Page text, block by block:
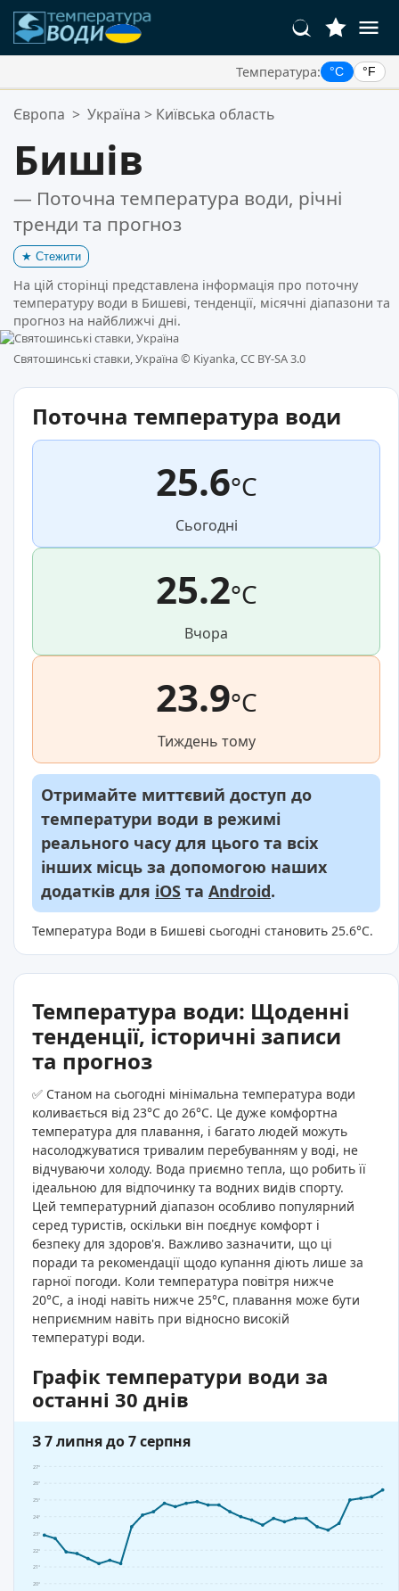
Температура: °C °F
Ваші Улюблені Місця:
Європа > Україна > Київська область
Бишів
— Поточна температура води, річні
тренди та прогноз
★ Стежити
На цій сторінці представлена інформація про поточну
температуру води в Бишеві, тенденції, місячні діапазони та
прогноз на найближчі дні.
Святошинські ставки, Україна © Kiyanka, CC BY-SA 3.0
Поточна температура води
25.6°C
Сьогодні
25.2°C
Вчора
23.9°C
Тиждень тому
Отримайте миттєвий доступ до
температури води в режимі
реального часу для цього та всіх
інших місць за допомогою наших
додатків для iOS та Android.
Температура Води в Бишеві сьогодні становить 25.6°C.
Температура води: Щоденні
тенденції, історичні записи
та прогноз
✅ Станом на сьогодні мінімальна температура води
коливається від 23°C до 26°C. Це дуже комфортна
температура для плавання, і багато людей можуть
насолоджуватися тривалим перебуванням у воді, не
відчуваючи холоду. Вода приємно тепла, що робить її
ідеальною для відпочинку та водних видів спорту.
Цей температурний діапазон особливо популярний
серед туристів, оскільки він поєднує комфорт і
безпеку для здоров'я. Важливо зазначити, що ці
поради та рекомендації щодо купання діють лише за
гарної погоди. Коли температура повітря нижче
20°C, а іноді навіть нижче 25°C, плавання може бути
неприємним навіть при відносно високій
температурі води.
Графік температури води за
останні 30 днів
З 7 липня до 7 серпня
20°
21°
22°
23°
24°
25°
26°
27°